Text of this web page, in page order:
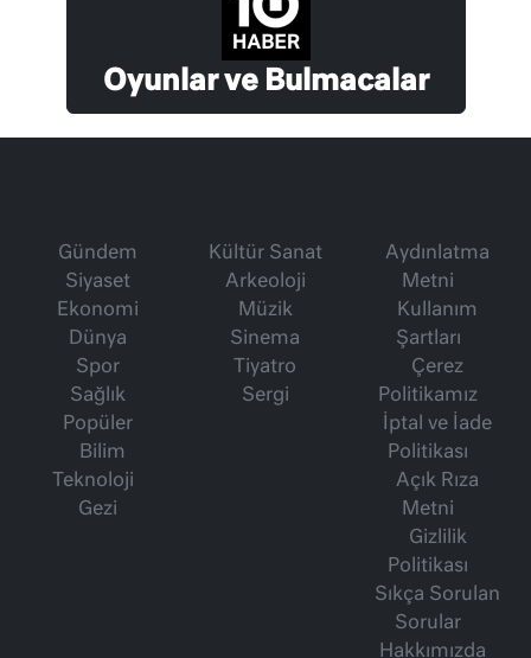
Oyunlar ve Bulmacalar
Gündem
Siyaset
Ekonomi
Dünya
Spor
Sağlık
Popüler
Bilim
Teknoloji
Gezi
Kültür Sanat
Arkeoloji
Müzik
Sinema
Tiyatro
Sergi
Aydınlatma
Metni
Kullanım
Şartları
Çerez
Politikamız
İptal ve İade
Politikası
Açık Rıza
Metni
Gizlilik
Politikası
Sıkça Sorulan
Sorular
Hakkımızda